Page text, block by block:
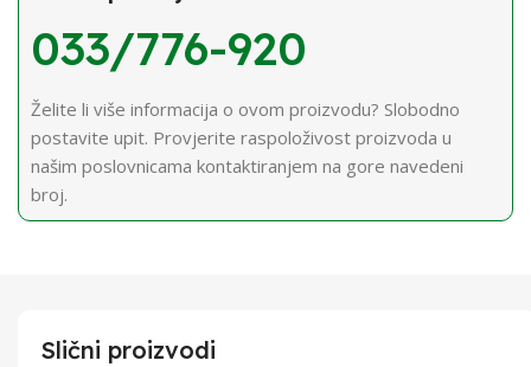
033/776-920
Želite li više informacija o ovom proizvodu? Slobodno
postavite upit. Provjerite raspoloživost proizvoda u
našim poslovnicama kontaktiranjem na gore navedeni
broj.
Slični proizvodi